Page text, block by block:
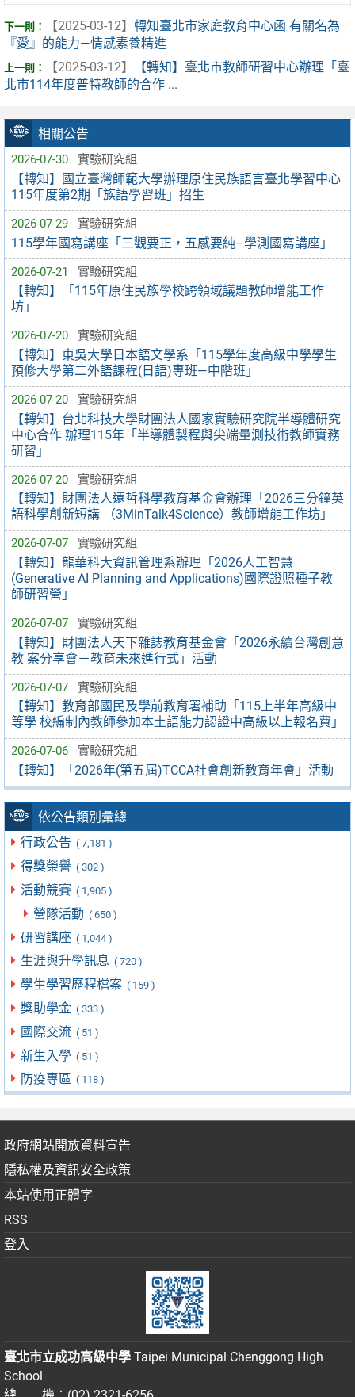
相關公告
2026-07-30 實驗研究組
【轉知】國立臺灣師範大學辦理原住民族語言臺北學習中心
115年度第2期「族語學習班」招生
2026-07-29 實驗研究組
115學年國寫講座「三觀要正，五感要純–學測國寫講座」
2026-07-21 實驗研究組
【轉知】「115年原住民族學校跨領域議題教師增能工作
坊」
2026-07-20 實驗研究組
【轉知】東吳大學日本語文學系「115學年度高級中學學生
預修大學第二外語課程(日語)專班—中階班」
2026-07-20 實驗研究組
【轉知】台北科技大學財團法人國家實驗研究院半導體研究
中心合作 辦理115年「半導體製程與尖端量測技術教師實務
研習」
2026-07-20 實驗研究組
【轉知】財團法人遠哲科學教育基金會辦理「2026三分鐘英
語科學創新短講 （3MinTalk4Science）教師增能工作坊」
2026-07-07 實驗研究組
【轉知】龍華科大資訊管理系辦理「2026人工智慧
(Generative AI Planning and Applications)國際證照種子教
師研習營」
2026-07-07 實驗研究組
【轉知】財團法人天下雜誌教育基金會「2026永續台灣創意
教 案分享會－教育未來進行式」活動
2026-07-07 實驗研究組
【轉知】教育部國民及學前教育署補助「115上半年高級中
等學 校編制內教師參加本土語能力認證中高級以上報名費」
2026-07-06 實驗研究組
【轉知】「2026年(第五屆)TCCA社會創新教育年會」活動
依公告類別彙總
行政公告 ( 7,181 )
得獎榮譽 ( 302 )
活動競賽 ( 1,905 )
營隊活動 ( 650 )
研習講座 ( 1,044 )
生涯與升學訊息 ( 720 )
學生學習歷程檔案 ( 159 )
獎助學金 ( 333 )
國際交流 ( 51 )
新生入學 ( 51 )
防疫專區 ( 118 )
【2025-03-12】 轉知臺北市家庭教育中心函 有關名為
『愛』的能力—情感素養精進
【2025-03-12】
【轉知】臺北市教師研習中心辦理「臺
北市114年度普特教師的合作 ...
政府網站開放資料宣告
隱私權及資訊安全政策
本站使用正體字
RSS
登入
臺北市立成功高級中學 Taipei Municipal Chenggong High
School